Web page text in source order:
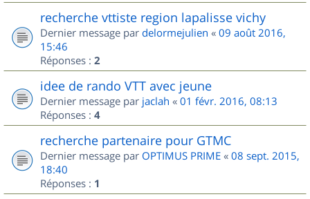
recherche vttiste region lapalisse vichy
Dernier message par delormejulien « 09 août 2016,
15:46
Réponses : 2
idee de rando VTT avec jeune
Dernier message par jaclah « 01 févr. 2016, 08:13
Réponses : 4
recherche partenaire pour GTMC
Dernier message par OPTIMUS PRIME « 08 sept. 2015,
18:40
Réponses : 1